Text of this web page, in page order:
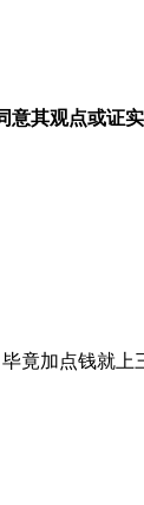
其观点或证实
竟加点钱就